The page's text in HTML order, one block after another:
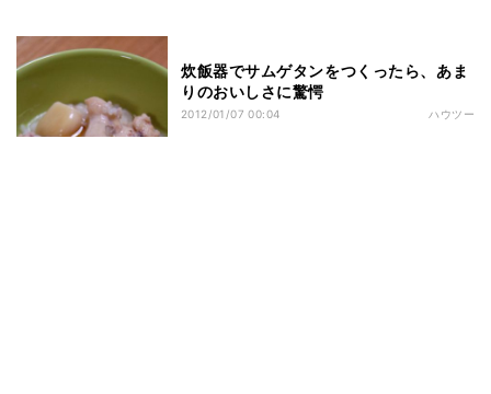
炊飯器でサムゲタンをつくったら、あま
りのおいしさに驚愕
2012/01/07 00:04 ハウツー